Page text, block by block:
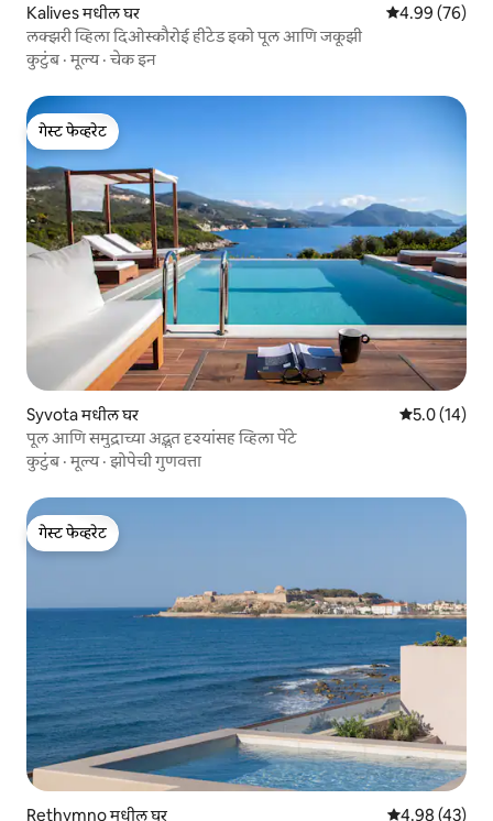
Kalives मधील घर 5 पैकी 4.99
4.99 (76)
लक्झरी व्हिला दिओस्कौरोई हीटेड इको पूल आणि जकूझी
कुटुंब·मूल्य·चेक इन
गेस्ट फेव्हरेट
गेस्ट फेव्हरेट
Syvota मधील घर 5 पैकी 5.0
5.0 (14)
पूल आणि समुद्राच्या अद्भुत दृश्यांसह व्हिला पेंटे
कुटुंब·मूल्य·झोपेची गुणवत्ता
गेस्ट फेव्हरेट
गेस्ट फेव्हरेट
Rethymno मधील घर 5 पैकी 4.98
4.98 (43)